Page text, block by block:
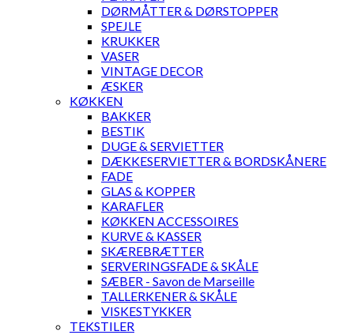
DØRMÅTTER & DØRSTOPPER
SPEJLE
KRUKKER
VASER
VINTAGE DECOR
ÆSKER
KØKKEN
BAKKER
BESTIK
DUGE & SERVIETTER
DÆKKESERVIETTER & BORDSKÅNERE
FADE
GLAS & KOPPER
KARAFLER
KØKKEN ACCESSOIRES
KURVE & KASSER
SKÆREBRÆTTER
SERVERINGSFADE & SKÅLE
SÆBER - Savon de Marseille
TALLERKENER & SKÅLE
VISKESTYKKER
TEKSTILER